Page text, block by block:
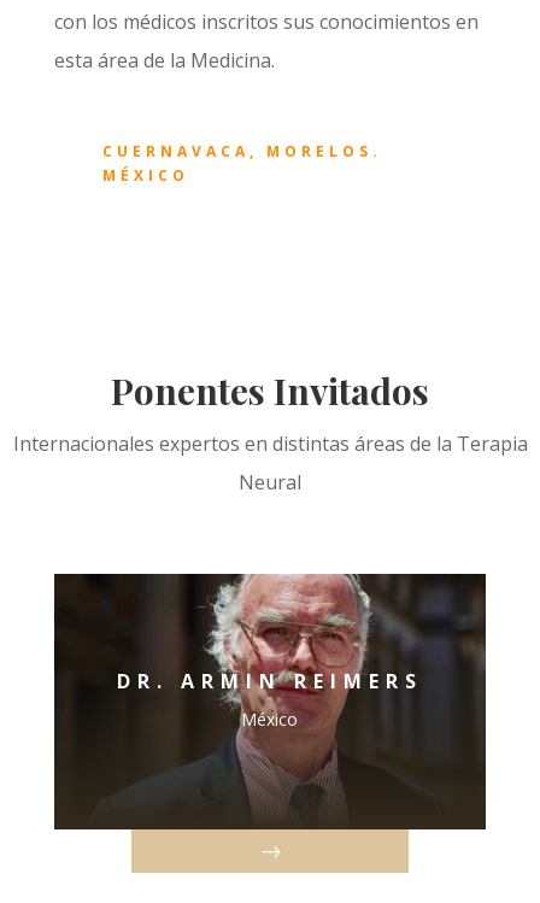
con los médicos inscritos sus conocimientos en
esta área de la Medicina.
CUERNAVACA, MORELOS.
MÉXICO
Ponentes Invitados
Internacionales expertos en distintas áreas de la Terapia
Neural
DR. ARMIN REIMERS
México